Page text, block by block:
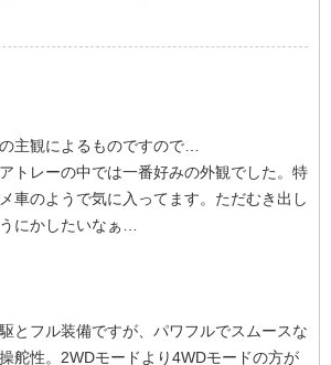
主観によるものですので…
トレーの中では一番好みの外観でした。特
車のようで気に入ってます。ただむき出し
にかしたいなぁ…
とフル装備ですが、パワフルでスムースな
舵性。2WDモードより4WDモードの方が